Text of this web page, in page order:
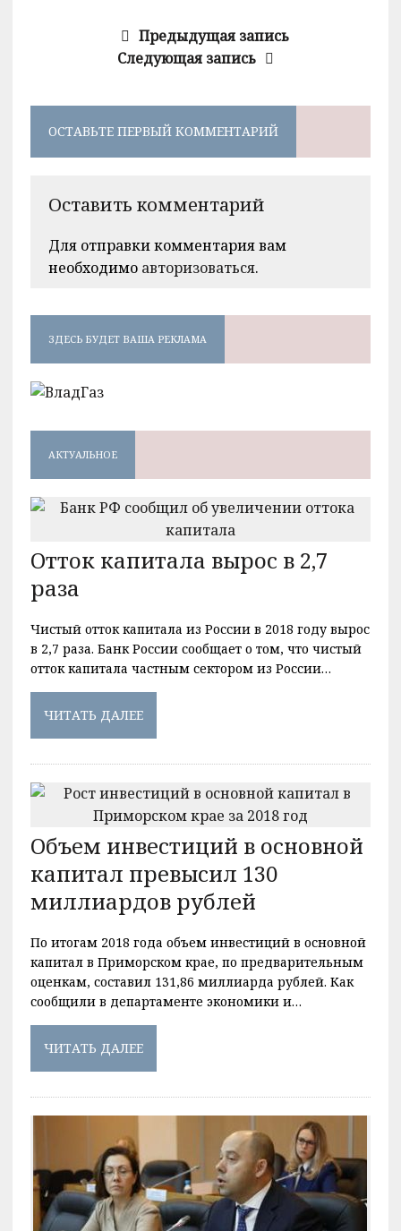
Предыдущая запись
Следующая запись
ОСТАВЬТЕ ПЕРВЫЙ КОММЕНТАРИЙ
Оставить комментарий
Для отправки комментария вам
необходимо авторизоваться.
ЗДЕСЬ БУДЕТ ВАША РЕКЛАМА
АКТУАЛЬНОЕ
Отток капитала вырос в 2,7
раза
Чистый отток капитала из России в 2018 году вырос
в 2,7 раза. Банк России сообщает о том, что чистый
отток капитала частным сектором из России…
ЧИТАТЬ ДАЛЕЕ
Объем инвестиций в основной
капитал превысил 130
миллиардов рублей
По итогам 2018 года объем инвестиций в основной
капитал в Приморском крае, по предварительным
оценкам, составил 131,86 миллиарда рублей. Как
сообщили в департаменте экономики и…
ЧИТАТЬ ДАЛЕЕ